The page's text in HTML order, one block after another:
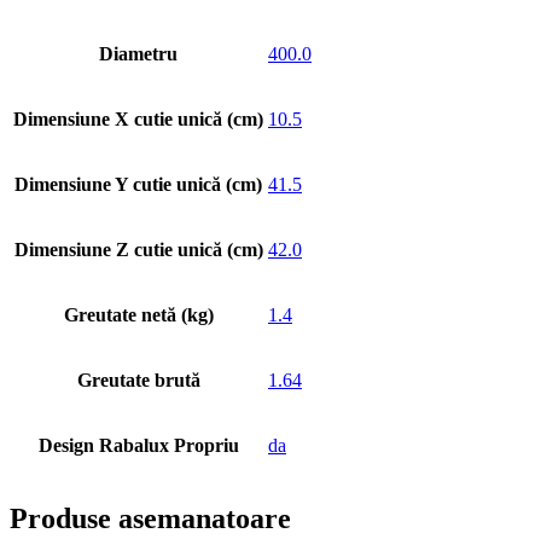
Diametru 400.0
Dimensiune X cutie unică (cm) 10.5
Dimensiune Y cutie unică (cm) 41.5
Dimensiune Z cutie unică (cm) 42.0
Greutate netă (kg) 1.4
Greutate brută 1.64
Design Rabalux Propriu da
Produse asemanatoare